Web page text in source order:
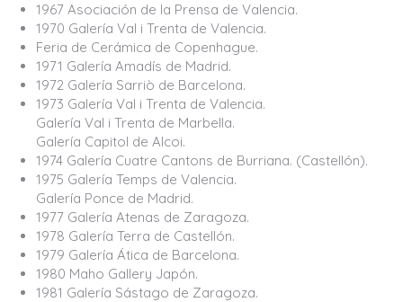
1967 Asociación de la Prensa de Valencia.
1970 Galería Val i Trenta de Valencia.
Feria de Cerámica de Copenhague.
1971 Galería Amadís de Madrid.
1972 Galería Sarriò de Barcelona.
1973 Galería Val i Trenta de Valencia.
Galería Val i Trenta de Marbella.
Galería Capitol de Alcoi.
1974 Galería Cuatre Cantons de Burriana. (Castellón).
1975 Galería Temps de Valencia.
Galería Ponce de Madrid.
1977 Galería Atenas de Zaragoza.
1978 Galería Terra de Castellón.
1979 Galería Ática de Barcelona.
1980 Maho Gallery Japón.
1981 Galería Sástago de Zaragoza.